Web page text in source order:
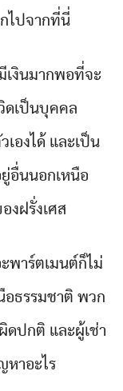
ไปจากที่นี่
เงินมากพอที่จะ
ดเป็นบุคคล
องได้ และเป็น
อื่นนอกเหนือ
งฝรั่งเศส
พาร์ตเมนต์ก็ไม่
อธรรมชาติ พวก
ดปกติ และผู้เช่า
หาอะไร